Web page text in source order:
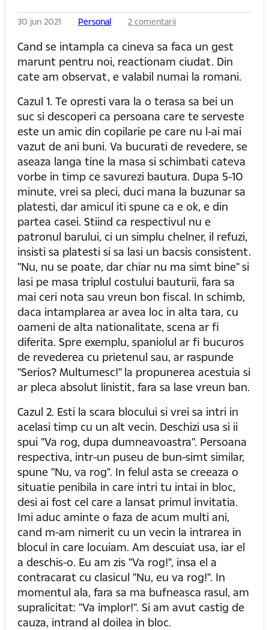
30 jun 2021 Personal 2 comentarii
Cand se intampla ca cineva sa faca un gest
marunt pentru noi, reactionam ciudat. Din
cate am observat, e valabil numai la romani.
Cazul 1. Te opresti vara la o terasa sa bei un
suc si descoperi ca persoana care te serveste
este un amic din copilarie pe care nu l-ai mai
vazut de ani buni. Va bucurati de revedere, se
aseaza langa tine la masa si schimbati cateva
vorbe in timp ce savurezi bautura. Dupa 5-10
minute, vrei sa pleci, duci mana la buzunar sa
platesti, dar amicul iti spune ca e ok, e din
partea casei. Stiind ca respectivul nu e
patronul barului, ci un simplu chelner, il refuzi,
insisti sa platesti si sa lasi un bacsis consistent.
"Nu, nu se poate, dar chiar nu ma simt bine" si
lasi pe masa triplul costului bauturii, fara sa
mai ceri nota sau vreun bon fiscal. In schimb,
daca intamplarea ar avea loc in alta tara, cu
oameni de alta nationalitate, scena ar fi
diferita. Spre exemplu, spaniolul ar fi bucuros
de revederea cu prietenul sau, ar raspunde
"Serios? Multumesc!" la propunerea acestuia si
ar pleca absolut linistit, fara sa lase vreun ban.
Cazul 2. Esti la scara blocului si vrei sa intri in
acelasi timp cu un alt vecin. Deschizi usa si ii
spui "Va rog, dupa dumneavoastra". Persoana
respectiva, intr-un puseu de bun-simt similar,
spune "Nu, va rog". In felul asta se creeaza o
situatie penibila in care intri tu intai in bloc,
desi ai fost cel care a lansat primul invitatia.
Imi aduc aminte o faza de acum multi ani,
cand m-am nimerit cu un vecin la intrarea in
blocul in care locuiam. Am descuiat usa, iar el
a deschis-o. Eu am zis "Va rog!", insa el a
contracarat cu clasicul "Nu, eu va rog!". In
momentul ala, fara sa ma bufneasca rasul, am
supralicitat: "Va implor!". Si am avut castig de
cauza, intrand al doilea in bloc.